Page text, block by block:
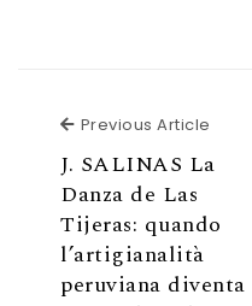
Previous Article
J. SALINAS La
Danza de Las
Tijeras: quando
l’artigianalità
peruviana diventa